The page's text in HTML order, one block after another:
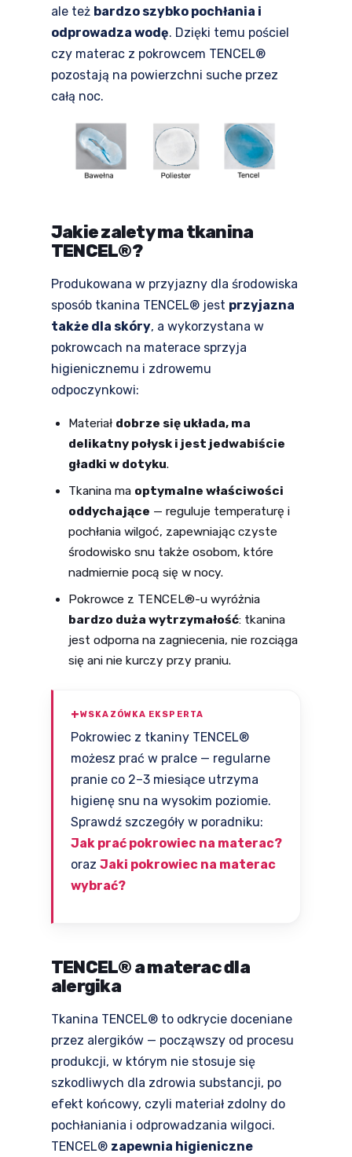
ale też bardzo szybko pochłania i
odprowadza wodę. Dzięki temu pościel
czy materac z pokrowcem TENCEL®
pozostają na powierzchni suche przez
całą noc.
Jakie zalety ma tkanina
TENCEL®?
Produkowana w przyjazny dla środowiska
sposób tkanina TENCEL® jest przyjazna
także dla skóry, a wykorzystana w
pokrowcach na materace sprzyja
higienicznemu i zdrowemu
odpoczynkowi:
Materiał dobrze się układa, ma
delikatny połysk i jest jedwabiście
gładki w dotyku.
Tkanina ma optymalne właściwości
oddychające — reguluje temperaturę i
pochłania wilgoć, zapewniając czyste
środowisko snu także osobom, które
nadmiernie pocą się w nocy.
Pokrowce z TENCEL®-u wyróżnia
bardzo duża wytrzymałość: tkanina
jest odporna na zagniecenia, nie rozciąga
się ani nie kurczy przy praniu.
WSKAZÓWKA EKSPERTA
Pokrowiec z tkaniny TENCEL®
możesz prać w pralce — regularne
pranie co 2–3 miesiące utrzyma
higienę snu na wysokim poziomie.
Sprawdź szczegóły w poradniku:
Jak prać pokrowiec na materac?
oraz Jaki pokrowiec na materac
wybrać?
TENCEL® a materac dla
alergika
Tkanina TENCEL® to odkrycie doceniane
przez alergików — począwszy od procesu
produkcji, w którym nie stosuje się
szkodliwych dla zdrowia substancji, po
efekt końcowy, czyli materiał zdolny do
pochłaniania i odprowadzania wilgoci.
TENCEL® zapewnia higieniczne